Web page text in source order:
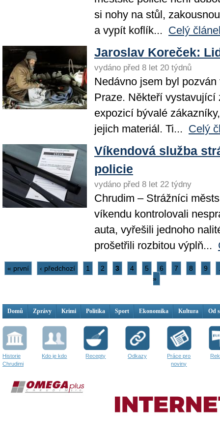
si nohy na stůl,
a vypít koflík... Celý
Jaroslav Koreček:
vydáno před 8 let 20 týdnů
Nedávno jsem byl
Praze. Někteří vystavující
expozicí bývalé
jejich materiál. Ti... Celý
Víkendová služba
policie
vydáno před 8 let 22 týdny
Chrudim – Strážníci
víkendu kontrolovali
auta, vyřešili jednoho
prošetřili rozbitou výplň...
« první ‹ předchozí 1 2 3 4 5 6 7 8 9
»
Domů Zprávy Krimi Politika Sport Ekonomika Kultura Od
Historie
Chrudimi
Kdo je kdo Recepty Odkazy
Práce pro
noviny